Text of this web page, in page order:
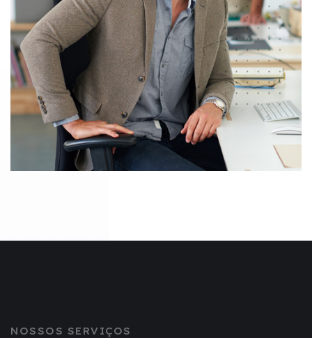
NOSSOS SERVIÇOS